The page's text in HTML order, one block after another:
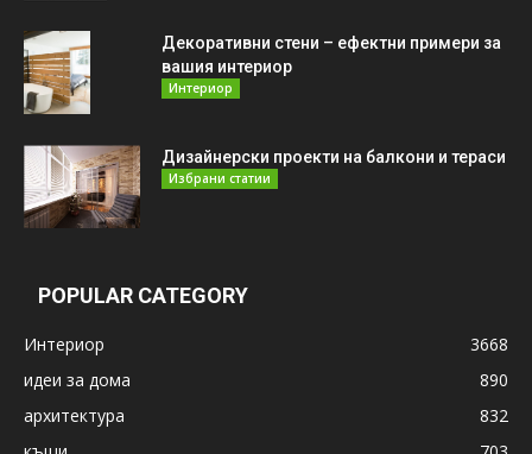
Декоративни стени – ефектни примери за
вашия интериор
Интериор
Дизайнерски проекти на балкони и тераси
Избрани статии
POPULAR CATEGORY
Интериор
3668
идеи за дома
890
архитектура
832